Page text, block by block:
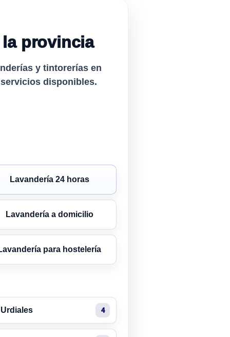
provincia
y tintorerías en
disponibles.
Lavandería 24 horas
Lavandería a domicilio
para hostelería
4